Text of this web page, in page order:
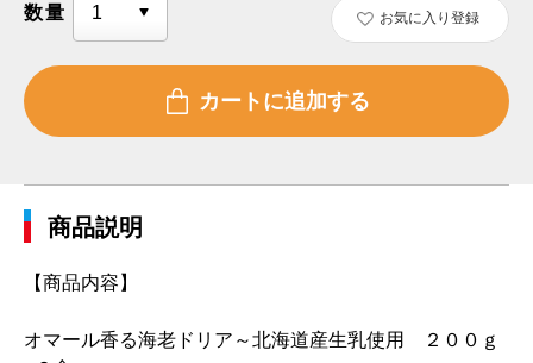
数量 お気に入り登録
商品説明
【商品内容】
オマール香る海老ドリア～北海道産生乳使用 ２００ｇ